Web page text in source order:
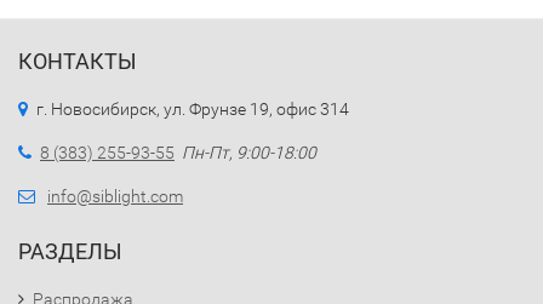
КОНТАКТЫ
г. Новосибирск, ул. Фрунзе 19, офис 314
8 (383) 255-93-55 Пн-Пт, 9:00-18:00
info@siblight.com
РАЗДЕЛЫ
Распродажа